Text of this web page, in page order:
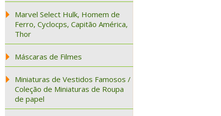
Marvel Select Hulk, Homem de
Ferro, Cyclocps, Capitão América,
Thor
Máscaras de Filmes
Miniaturas de Vestidos Famosos /
Coleção de Miniaturas de Roupa
de papel